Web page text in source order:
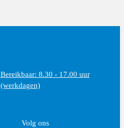
Bereikbaar: 8.30 - 17.00 uur
(werkdagen)
Volg ons